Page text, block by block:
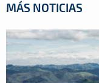
MÁS NOTICIAS